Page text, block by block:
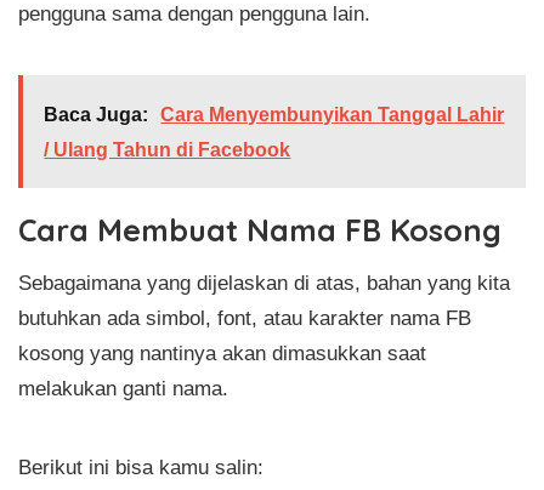
pengguna sama dengan pengguna lain.
Baca Juga:
Cara Menyembunyikan Tanggal Lahir
/ Ulang Tahun di Facebook
Cara Membuat Nama FB Kosong
Sebagaimana yang dijelaskan di atas, bahan yang kita
butuhkan ada simbol, font, atau karakter nama FB
kosong yang nantinya akan dimasukkan saat
melakukan ganti nama.
Berikut ini bisa kamu salin: